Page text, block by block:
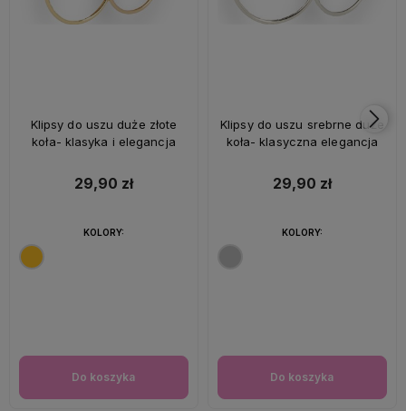
Klipsy do uszu duże złote
koła- klasyka i elegancja
29,90 zł
Do koszyka
KOLORY:
Klipsy do uszu srebrne duże
koła- klasyczna elegancja
29,90 zł
Do koszyka
KOLORY: